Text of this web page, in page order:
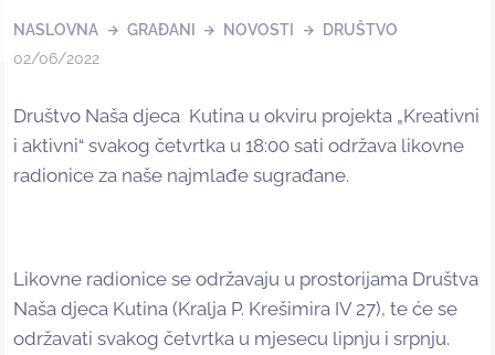
NASLOVNA GRAĐANI NOVOSTI
DRUŠTVO
02/06/2022
Društvo Naša djeca Kutina u okviru projekta „Kreativni
i aktivni“ svakog četvrtka u 18:00 sati održava likovne
radionice za naše najmlađe sugrađane.
Likovne radionice se održavaju u prostorijama Društva
Naša djeca Kutina (Kralja P. Krešimira IV 27), te će se
održavati svakog četvrtka u mjesecu lipnju i srpnju.